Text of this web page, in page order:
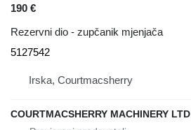
190 €
Rezervni dio - zupčanik mjenjača
5127542
Irska, Courtmacsherry
COURTMACSHERRY MACHINERY LTD